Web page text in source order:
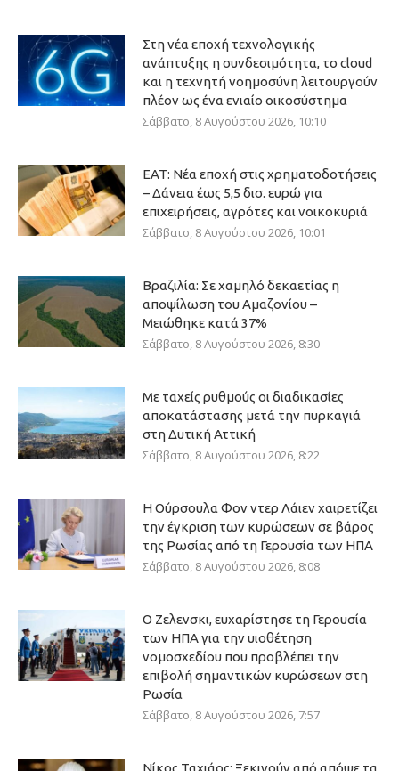
Στη νέα εποχή τεχνολογικής
ανάπτυξης η συνδεσιμότητα, το cloud
και η τεχνητή νοημοσύνη λειτουργούν
πλέον ως ένα ενιαίο οικοσύστημα
Σάββατο, 8 Αυγούστου 2026, 10:10
ΕΑΤ: Νέα εποχή στις χρηματοδοτήσεις
– Δάνεια έως 5,5 δισ. ευρώ για
επιχειρήσεις, αγρότες και νοικοκυριά
Σάββατο, 8 Αυγούστου 2026, 10:01
Βραζιλία: Σε χαμηλό δεκαετίας η
αποψίλωση του Αμαζονίου –
Μειώθηκε κατά 37%
Σάββατο, 8 Αυγούστου 2026, 8:30
Με ταχείς ρυθμούς οι διαδικασίες
αποκατάστασης μετά την πυρκαγιά
στη Δυτική Αττική
Σάββατο, 8 Αυγούστου 2026, 8:22
Η Ούρσουλα Φον ντερ Λάιεν χαιρετίζει
την έγκριση των κυρώσεων σε βάρος
της Ρωσίας από τη Γερουσία των ΗΠΑ
Σάββατο, 8 Αυγούστου 2026, 8:08
Ο Ζελενσκι, ευχαρίστησε τη Γερουσία
των ΗΠΑ για την υιοθέτηση
νομοσχεδίου που προβλέπει την
επιβολή σημαντικών κυρώσεων στη
Ρωσία
Σάββατο, 8 Αυγούστου 2026, 7:57
Νίκος Ταχιάος: Ξεκινούν από απόψε τα